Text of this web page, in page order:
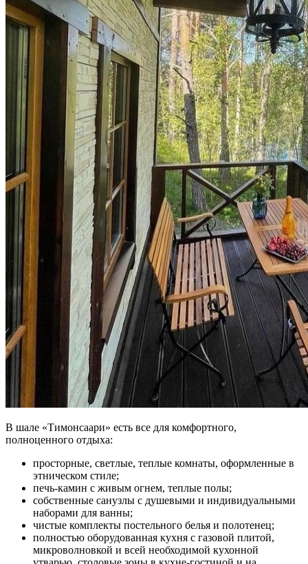
В шале «Тимонсаари» есть все для комфортного,
полноценного отдыха:
просторные, светлые, теплые комнаты, оформленные в
этническом стиле;
печь-камин с живым огнем, теплые полы;
собственные санузлы с душевыми и индивидуальными
наборами для ванны;
чистые комплекты постельного белья и полотенец;
полностью оборудованная кухня с газовой плитой,
микроволновкой и всей необходимой кухонной